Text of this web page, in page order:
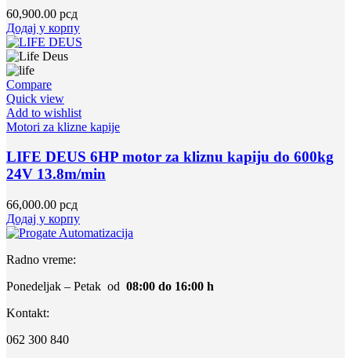
60,900.00 рсд
Додај у корпу
Compare
Quick view
Add to wishlist
Motori za klizne kapije
LIFE DEUS 6HP motor za kliznu kapiju do 600kg
24V 13.8m/min
66,000.00 рсд
Додај у корпу
Radno vreme:
Ponedeljak – Petak od 08:00 do 16:00 h
Kontakt:
062 300 840